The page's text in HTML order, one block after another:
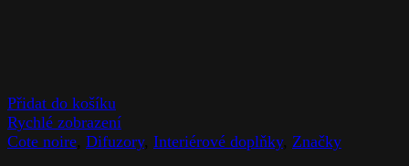
Přidat do košíku
Rychlé zobrazení
Cote noire Difuzory, Interiérové doplňky, Značky